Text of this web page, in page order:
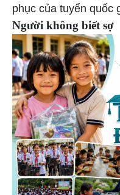
phục của tuyển quốc
Người không biết sợ